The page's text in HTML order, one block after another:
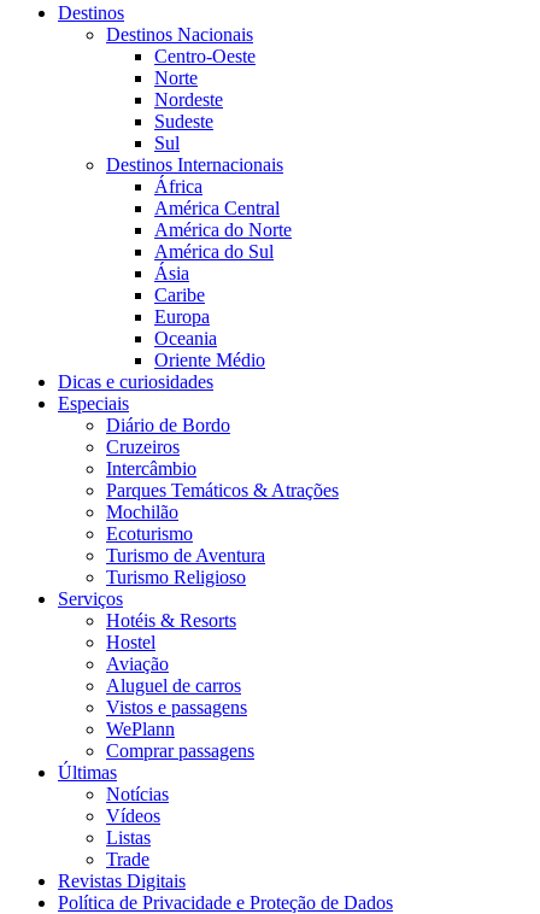
Destinos
Destinos Nacionais
Centro-Oeste
Norte
Nordeste
Sudeste
Sul
Destinos Internacionais
África
América Central
América do Norte
América do Sul
Ásia
Caribe
Europa
Oceania
Oriente Médio
Dicas e curiosidades
Especiais
Diário de Bordo
Cruzeiros
Intercâmbio
Parques Temáticos & Atrações
Mochilão
Ecoturismo
Turismo de Aventura
Turismo Religioso
Serviços
Hotéis & Resorts
Hostel
Aviação
Aluguel de carros
Vistos e passagens
WePlann
Comprar passagens
Últimas
Notícias
Vídeos
Listas
Trade
Revistas Digitais
Política de Privacidade e Proteção de Dados